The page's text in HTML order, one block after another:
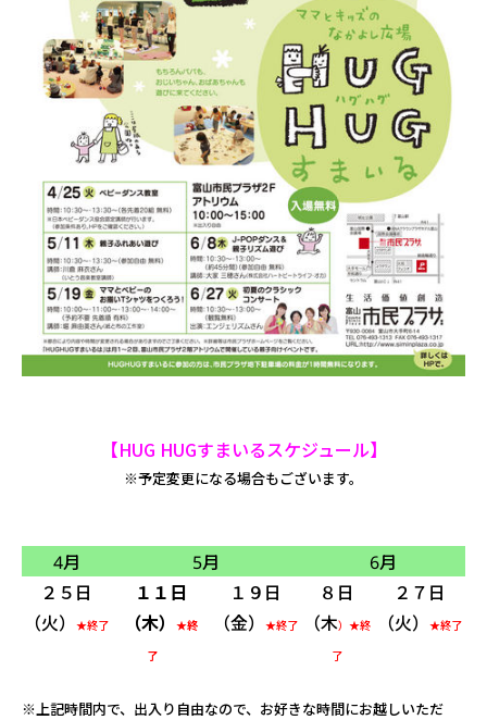
【HUG HUGすまいるスケジュール】
※予定変更になる場合もございます。
4月 5月
6月
２５日
（火）
★終了
１１日
（木）
★終
了
１９日
（金） ★終了
８日
（木）★終
了
２７日
（火） ★終了
※上記時間内で、出入り自由なので、お好きな時間にお越しいただ